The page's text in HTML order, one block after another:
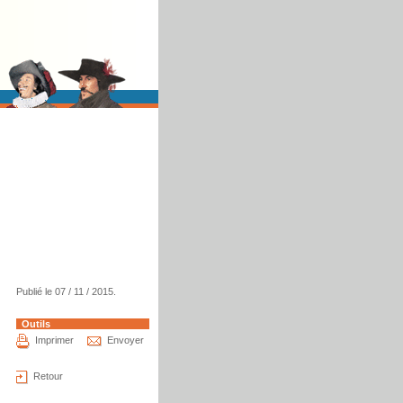
Publié le 07 / 11 / 2015.
Outils
Imprimer
Envoyer
Retour